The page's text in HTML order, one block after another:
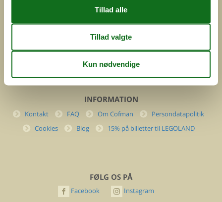
Cofman.com
Momsnr.: DK26347688
(+45) 7877 0427
INFORMATION
Kontakt FAQ Om Cofman
Persondatapolitik
Cookies
Blog 15% på billetter til LEGOLAND
FØLG OS PÅ
Facebook Instagram